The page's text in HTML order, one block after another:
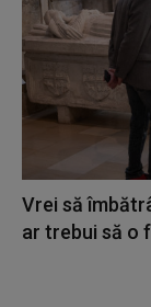
Vrei să
ar trebui să o